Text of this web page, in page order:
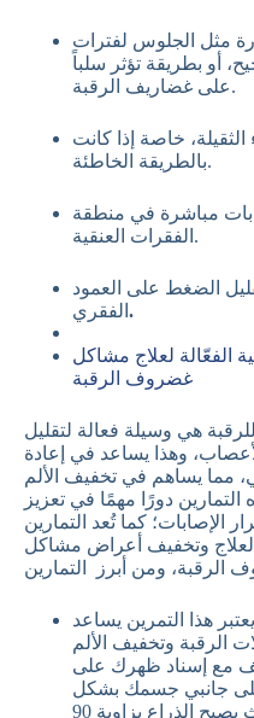
مثل الجلوس لفترات
أو بطريقة تؤثر سلباً
على غضاريف الرقبة.
خاصة إذا كانت
بالطريقة الخاطئة.
مباشرة في منطقة
الفقرات العنقية.
الضغط على العمود
الفقري .
الفعّالة لعلاج مشاكل
غضروف الرقبة
هي وسيلة فعالة لتقليل
وهذا يساعد في إعادة
مما يساهم في تخفيف الألم
دورًا مهمًا في تعزيز
الإصابات؛ كما تُعد التمارين
لعلاج وتخفيف أعراض مشاكل
يعتبر هذا التمرين يساعد
الرقبة وتخفيف الألم
مع إسناد ظهرك على
على جانبي جسمك بشكل
طبيعي؛ ثني الكوعين بحيث يصبح الذراع بزاوية 90